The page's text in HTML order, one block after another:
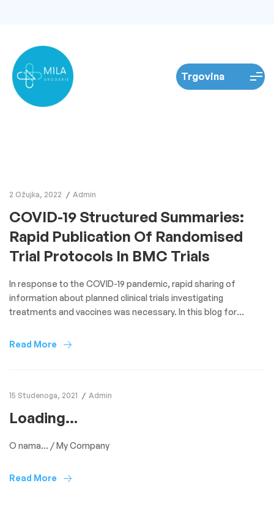
2 Ožujka, 2022 Admin
COVID-19 Structured Summaries:
Rapid Publication Of Randomised
Trial Protocols In BMC Trials
In response to the COVID-19 pandemic, rapid sharing of
information about planned clinical trials investigating
treatments and vaccines was necessary. In this blog for
protocols of COVID-19 randomised trials through the BMC
Read More
15 Studenoga, 2021 Admin
Loading…
O nama… / My Company
Read More